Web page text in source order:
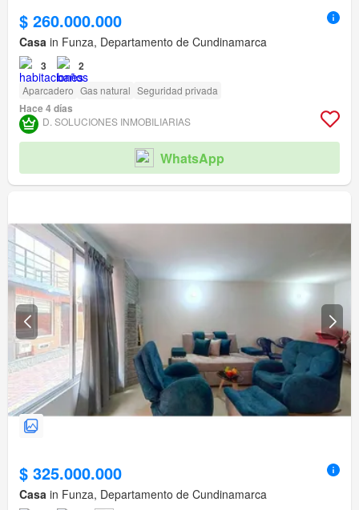
$ 260.000.000
Casa in Funza, Departamento de Cundinamarca
3 2
Aparcadero Gas natural Seguridad privada
Hace 4 días
D. SOLUCIONES INMOBILIARIAS
WhatsApp
$ 325.000.000
Casa in Funza, Departamento de Cundinamarca